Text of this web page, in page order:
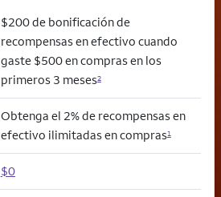
$200 de bonificación de
recompensas en efectivo cuando
gaste $500 en compras en los
primeros 3 meses2
Obtenga el 2% de recompensas en
efectivo ilimitadas en compras1
$0